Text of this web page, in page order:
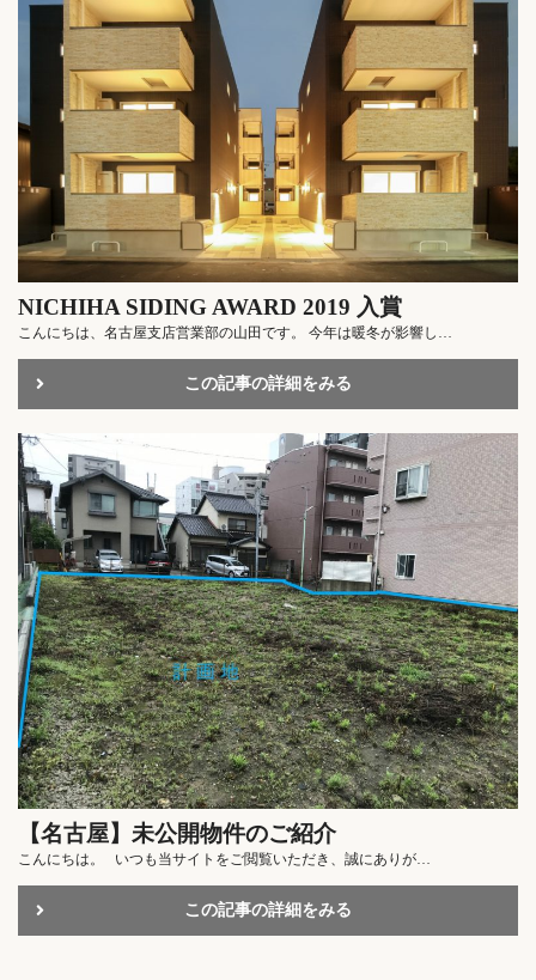
NICHIHA SIDING AWARD 2019 入賞
こんにちは、名古屋支店営業部の山田です。 今年は暖冬が影響し…
この記事の詳細をみる
【名古屋】未公開物件のご紹介
こんにちは。 いつも当サイトをご閲覧いただき、誠にありが…
この記事の詳細をみる